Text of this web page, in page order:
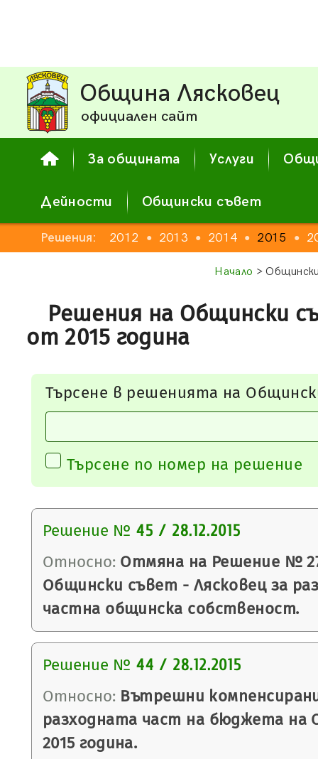
Община Лясковец
официален сайт
За общината Услуги
Дейности Общински съвет
Решения:
● 2011 2012 ● 2013 ● 2014 ● 2015 ●
Начало >
Решения на Общински
от 2015 година
Търсене в решенията на
Търсене по номер на решение
Решение № 45 / 28.12.2015
Относно: Отмяна на Решение №
Общински съвет - Лясковец за
частна общинска собственост.
Решение № 44 / 28.12.2015
Относно: Вътрешни
разходната част на бюджета на
2015 година.